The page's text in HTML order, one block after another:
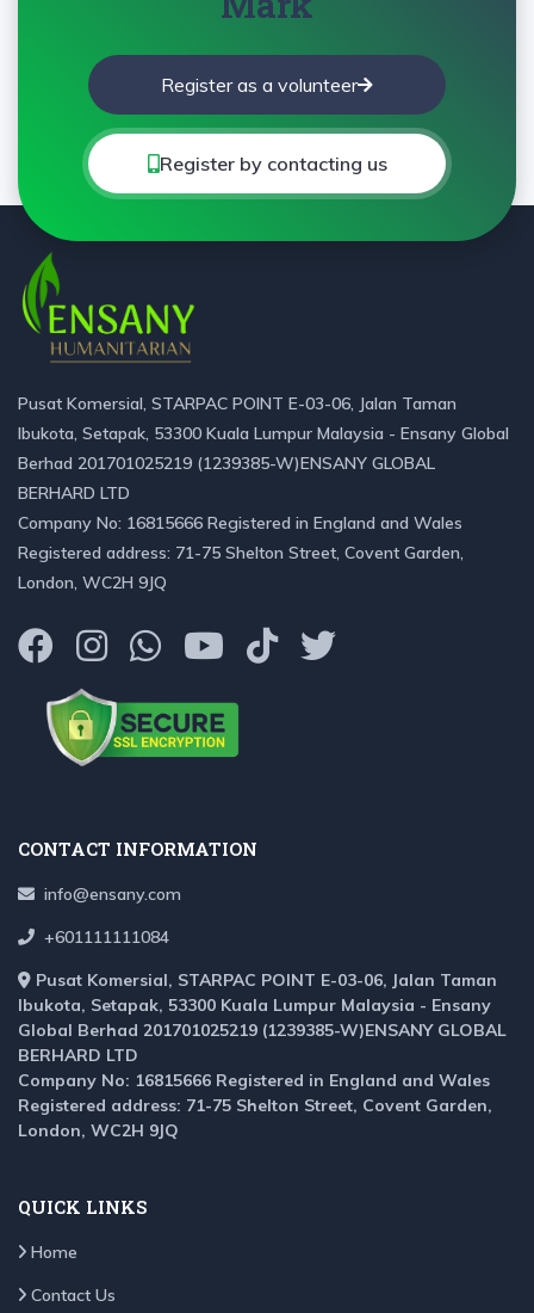
Register as a volunteer
Register by contacting us
Pusat Komersial, STARPAC POINT E-03-06, Jalan Taman
Ibukota, Setapak, 53300 Kuala Lumpur Malaysia - Ensany Global
Berhad 201701025219 (1239385-W)ENSANY GLOBAL
BERHARD LTD
Company No: 16815666 Registered in England and Wales
Registered address: 71-75 Shelton Street, Covent Garden,
London, WC2H 9JQ
CONTACT INFORMATION
info@ensany.com
+601111111084
Pusat Komersial, STARPAC POINT E-03-06, Jalan Taman
Ibukota, Setapak, 53300 Kuala Lumpur Malaysia - Ensany
Global Berhad 201701025219 (1239385-W)ENSANY GLOBAL
BERHARD LTD
Company No: 16815666 Registered in England and Wales
Registered address: 71-75 Shelton Street, Covent Garden,
London, WC2H 9JQ
QUICK LINKS
Home
Contact Us